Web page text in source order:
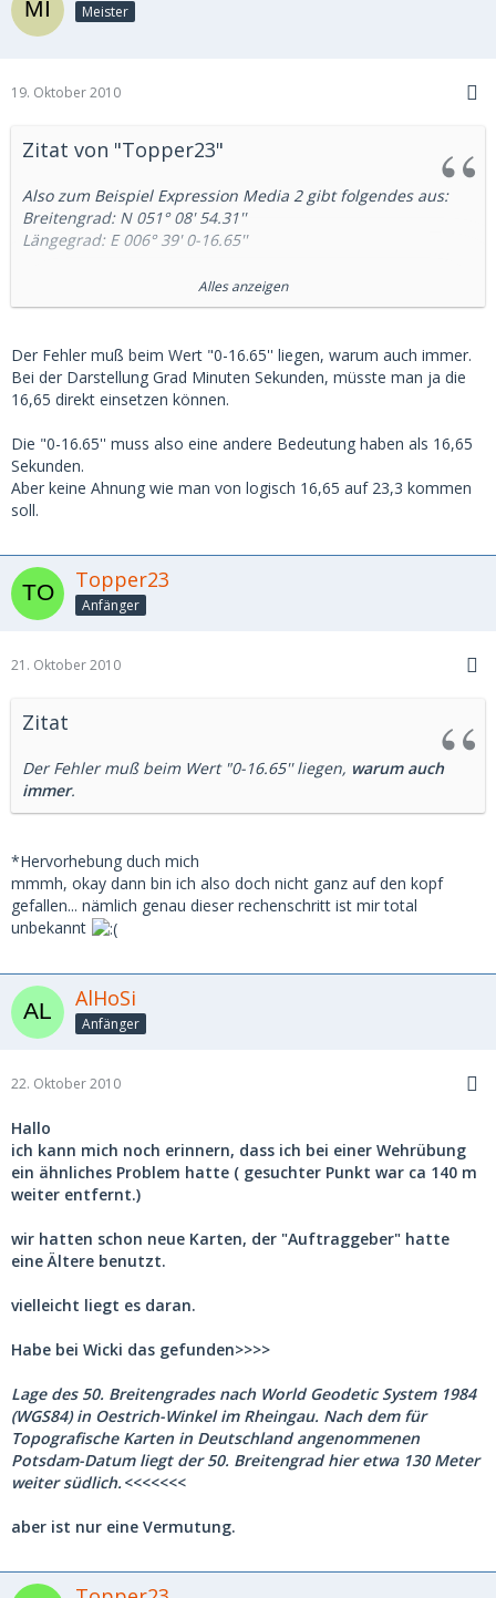
Meister
19. Oktober 2010
Zitat von "Topper23"
Also zum Beispiel Expression Media 2 gibt folgendes aus:
Breitengrad: N 051° 08' 54.31''
Längegrad: E 006° 39' 0-16.65''
Dein Link zum Umrechnen kommt mit dem Breitengrad
auch nicht klar (zumidnest nicht so)... ich dreh bald druch
Das Apple onboard Tool "Vorschau" wirft folgende Daten
aus:
51° 8' 54.31''
Alles anzeigen
Der Fehler muß beim Wert "0-16.65'' liegen, warum auch immer.
Bei der Darstellung Grad Minuten Sekunden, müsste man ja die
16,65 direkt einsetzen können.
Die "0-16.65'' muss also eine andere Bedeutung haben als 16,65
Sekunden.
Aber keine Ahnung wie man von logisch 16,65 auf 23,3 kommen
soll.
Topper23
Anfänger
21. Oktober 2010
Zitat
Der Fehler muß beim Wert "0-16.65'' liegen, warum auch
immer.
*Hervorhebung duch mich
mmmh, okay dann bin ich also doch nicht ganz auf den kopf
gefallen... nämlich genau dieser rechenschritt ist mir total
unbekannt
AlHoSi
Anfänger
22. Oktober 2010
Hallo
ich kann mich noch erinnern, dass ich bei einer Wehrübung
ein ähnliches Problem hatte ( gesuchter Punkt war ca 140 m
weiter entfernt.)
wir hatten schon neue Karten, der "Auftraggeber" hatte
eine Ältere benutzt.
vielleicht liegt es daran.
Habe bei Wicki das gefunden>>>>
Lage des 50. Breitengrades nach World Geodetic System 1984
(WGS84) in Oestrich-Winkel im Rheingau. Nach dem für
Topografische Karten in Deutschland angenommenen
Potsdam-Datum liegt der 50. Breitengrad hier etwa 130 Meter
weiter südlich. <<<<<<<
aber ist nur eine Vermutung.